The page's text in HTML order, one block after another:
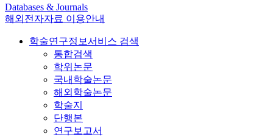
Databases & Journals
해외전자자료 이용안내
학술연구정보서비스 검색
통합검색
학위논문
국내학술논문
해외학술논문
학술지
단행본
연구보고서